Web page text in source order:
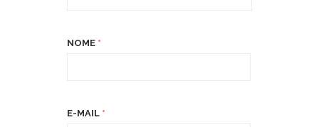
NOME *
E-MAIL *